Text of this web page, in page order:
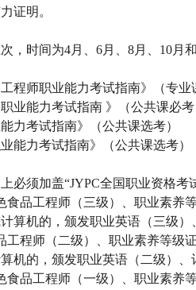
证明。
，时间为4月、6月、8月、10月和
程师职业能力考试指南》（专业
职业能力考试指南 》（公共课必考
能力考试指南》（公共课选考）
业能力考试指南》（公共课选考）
必须加盖“JYPC全国职业资格考
食品工程师 （三级）、职业素养
算机的，颁发职业英语（三级）
工程师 （二级）、职业素养等级
机的，颁发职业英语（二级）、
食品工程师 （一级）、职业素养